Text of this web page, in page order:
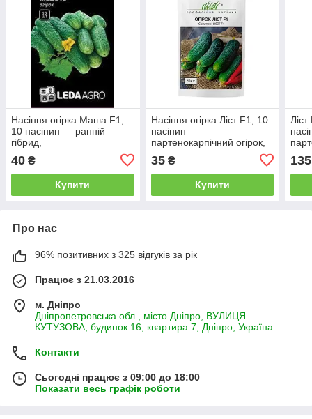
Насіння огірка Маша F1,
10 насінин — ранній
гібрид,
партенокарпічний,LEDAAGRO
40 ₴
Купити
Насіння огірка Ліст F1, 10
насінин —
партенокарпічний огірок,
35₴
Купити
135
Про нас
96% позитивних з 325 відгуків за рік
Працює з 21.03.2016
м. Дніпро
Дніпропетровська обл., місто Дніпро, ВУЛИЦЯ
КУТУЗОВА, будинок 16, квартира 7, Дніпро, Україна
Контакти
Сьогодні працює з 09:00 до 18:00
Показати весь графік роботи